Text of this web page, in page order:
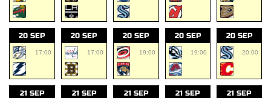
20 SEP
17:00
20 SEP
17:00
20 SEP
19:00
20 SEP
19:00
20 SEP
20:00
21 SEP 21 SEP 21 SEP 21 SEP 21 SEP